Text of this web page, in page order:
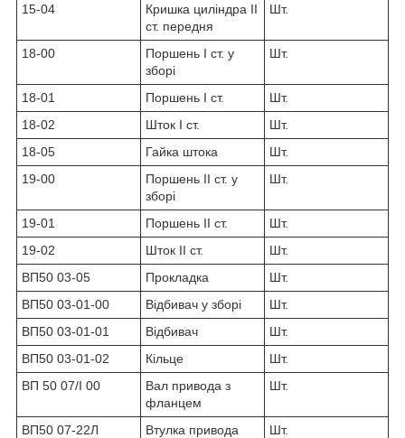
15-04
Кришка циліндра II
ст. передня
Шт.
18-00
Поршень I ст. у
зборі
Шт.
18-01 Поршень I ст.
Шт.
18-02
Шток I ст.
Шт.
18-05
Гайка штока
Шт.
19-00
Поршень II ст. у
зборі
Шт.
19-01 Поршень II ст.
Шт.
19-02
Шток II ст.
Шт.
ВП50 03-05
Прокладка
Шт.
ВП50 03-01-00
Відбивач у зборі
Шт.
ВП50 03-01-01
Відбивач
Шт.
ВП50 03-01-02
Кільце
Шт.
ВП 50 07/I 00
Вал привода з
фланцем
Шт.
ВП50 07-22Л Втулка привода
Шт.